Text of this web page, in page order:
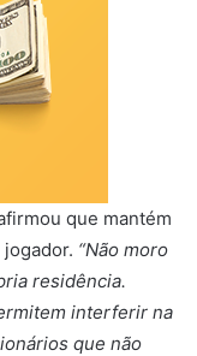
que mantém
“Não moro
residência.
interferir na
que não